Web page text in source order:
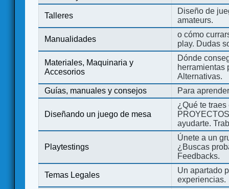
Talleres
Diseño de
amateurs.
Manualidades
o cómo
play. Dudas
Materiales, Maquinaria y
Accesorios
Dónde
herramientas
Alternativas.
Guías, manuales y consejos
Para
Diseñando un juego de mesa
¿Qué te
ayudarte.
Playtestings
Únete a un
¿Buscas
Feedbacks.
Temas Legales
Un apartado
experiencias.